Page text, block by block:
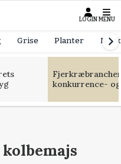
LOGIN MENU
Grise Planter
konkurrence-